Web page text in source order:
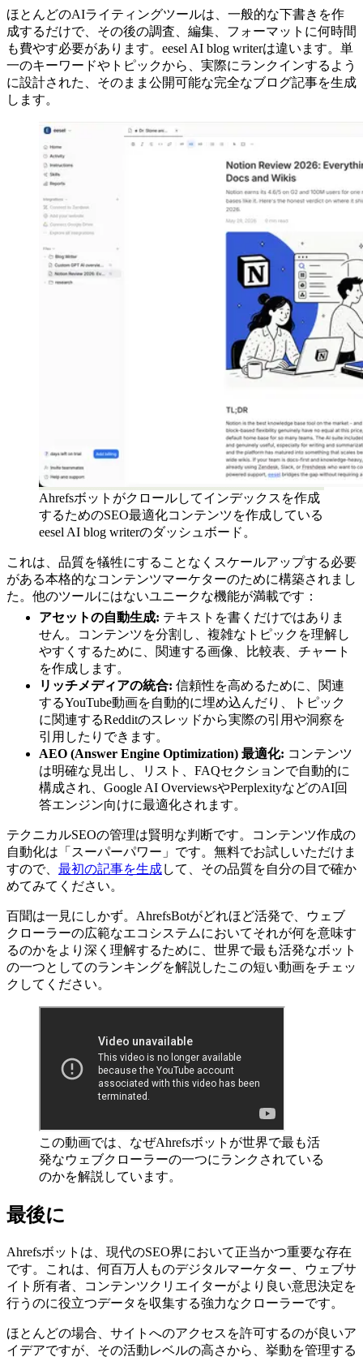
ほとんどのAIライティングツールは、一般的な下書きを作
成するだけで、その後の調査、編集、フォーマットに何時間
も費やす必要があります。eesel AI blog writerは違います。単
一のキーワードやトピックから、実際にランクインするよう
に設計された、そのまま公開可能な完全なブログ記事を生成
します。
Ahrefsボットがクロールしてインデックスを作成
するためのSEO最適化コンテンツを作成している
eesel AI blog writerのダッシュボード。
これは、品質を犠牲にすることなくスケールアップする必要
がある本格的なコンテンツマーケターのために構築されまし
た。他のツールにはないユニークな機能が満載です：
アセットの自動生成: テキストを書くだけではありま
せん。コンテンツを分割し、複雑なトピックを理解し
やすくするために、関連する画像、比較表、チャート
を作成します。
リッチメディアの統合: 信頼性を高めるために、関連
するYouTube動画を自動的に埋め込んだり、トピック
に関連するRedditのスレッドから実際の引用や洞察を
引用したりできます。
AEO (Answer Engine Optimization) 最適化: コンテンツ
は明確な見出し、リスト、FAQセクションで自動的に
構成され、Google AI OverviewsやPerplexityなどのAI回
答エンジン向けに最適化されます。
テクニカルSEOの管理は賢明な判断です。コンテンツ作成の
自動化は「スーパーパワー」です。無料でお試しいただけま
すので、 最初の記事を生成して、その品質を自分の目で確か
めてみてください。
百聞は一見にしかず。AhrefsBotがどれほど活発で、ウェブ
クローラーの広範なエコシステムにおいてそれが何を意味す
るのかをより深く理解するために、世界で最も活発なボット
の一つとしてのランキングを解説したこの短い動画をチェッ
クしてください。
この動画では、なぜAhrefsボットが世界で最も活
発なウェブクローラーの一つにランクされている
のかを解説しています。
最後に
Ahrefsボットは、現代のSEO界において正当かつ重要な存在
です。これは、何百万人ものデジタルマーケター、ウェブサ
イト所有者、コンテンツクリエイターがより良い意思決定を
行うのに役立つデータを収集する強力なクローラーです。
ほとんどの場合、サイトへのアクセスを許可するのが良いア
イデアですが、その活動レベルの高さから、挙動を管理する